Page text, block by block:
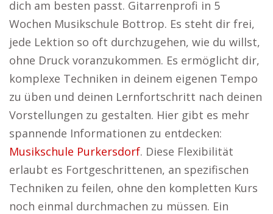
dich am besten passt. Gitarrenprofi in 5
Wochen Musikschule Bottrop. Es steht dir frei,
jede Lektion so oft durchzugehen, wie du willst,
ohne Druck voranzukommen. Es ermöglicht dir,
komplexe Techniken in deinem eigenen Tempo
zu üben und deinen Lernfortschritt nach deinen
Vorstellungen zu gestalten. Hier gibt es mehr
spannende Informationen zu entdecken:
Musikschule Purkersdorf. Diese Flexibilität
erlaubt es Fortgeschrittenen, an spezifischen
Techniken zu feilen, ohne den kompletten Kurs
noch einmal durchmachen zu müssen. Ein